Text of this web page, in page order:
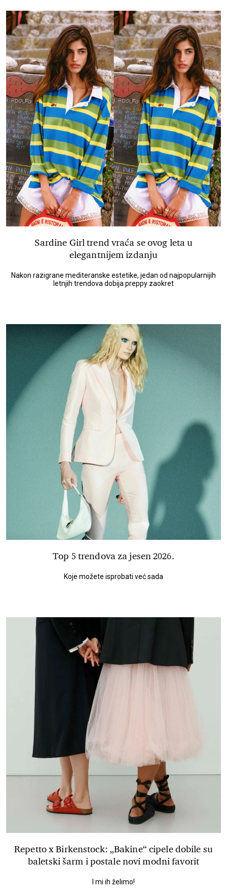
Sardine Girl trend vraća se ovog leta u
elegantnijem izdanju
Nakon razigrane mediteranske estetike, jedan od najpopularnijih
letnjih trendova dobija preppy zaokret
Top 5 trendova za jesen 2026.
Koje možete isprobati već sada
Repetto x Birkenstock: „Bakine“ cipele dobile su
baletski šarm i postale novi modni favorit
I mi ih želimo!